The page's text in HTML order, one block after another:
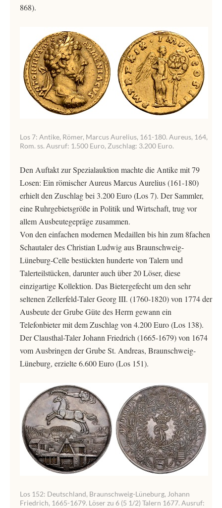
868).
Los 7: Antike, Römer, Marcus Aurelius, 161-180. Aureus, 164,
Rom. ss. Ausruf: 1.500 Euro, Zuschlag: 3.200 Euro.
Den Auftakt zur Spezialauktion machte die Antike mit 79
Losen: Ein römischer Aureus Marcus Aurelius (161-180)
erhielt den Zuschlag bei 3.200 Euro (Los 7). Der Sammler,
eine Ruhrgebietsgröße in Politik und Wirtschaft, trug vor
allem Ausbeutegepräge zusammen.
Von den einfachen modernen Medaillen bis hin zum 8fachen
Schautaler des Christian Ludwig aus Braunschweig-
Lüneburg-Celle bestückten hunderte von Talern und
Talerteilstücken, darunter auch über 20 Löser, diese
einzigartige Kollektion. Das Bietergefecht um den sehr
seltenen Zellerfeld-Taler Georg III. (1760-1820) von 1774 der
Ausbeute der Grube Güte des Herrn gewann ein
Telefonbieter mit dem Zuschlag von 4.200 Euro (Los 138).
Der Clausthal-Taler Johann Friedrich (1665-1679) von 1674
vom Ausbringen der Grube St. Andreas, Braunschweig-
Lüneburg, erzielte 6.600 Euro (Los 151).
Los 152: Deutschland, Braunschweig-Lüneburg, Johann
Friedrich, 1665-1679. Löser zu 6 (5 1/2) Talern 1677. Ausruf: